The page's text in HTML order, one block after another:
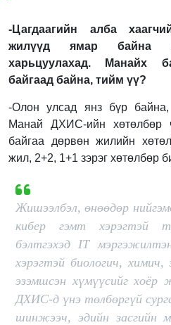
-Цагдаагийн алба
жилүүд ямар байна
харьцуулахад. Манайх
байгаад байна, тийм үү?
-Олон улсад янз бүр байна,
Манай ДХИС-ийн
байгаа дөрвөн жилийн
жил, 2+2, 1+1 зэрэг хөтөлбөр
Жишээлбэл, өнөөдөр
кибер гэмт хэрэгтэй
бэлтгэхэд IT
хэрэгтэй биологич, химич,
эзэмшсэн хүмүүсийг хоёр
ДХИС-д үнэ төлбөргүй
шинжээч, эдийн засгийн